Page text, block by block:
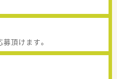
頂けます。